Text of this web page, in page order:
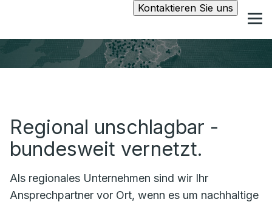
Kontaktieren Sie uns
Regional unschlagbar -
bundesweit vernetzt.
Als regionales Unternehmen sind wir Ihr
Ansprechpartner vor Ort, wenn es um nachhaltige